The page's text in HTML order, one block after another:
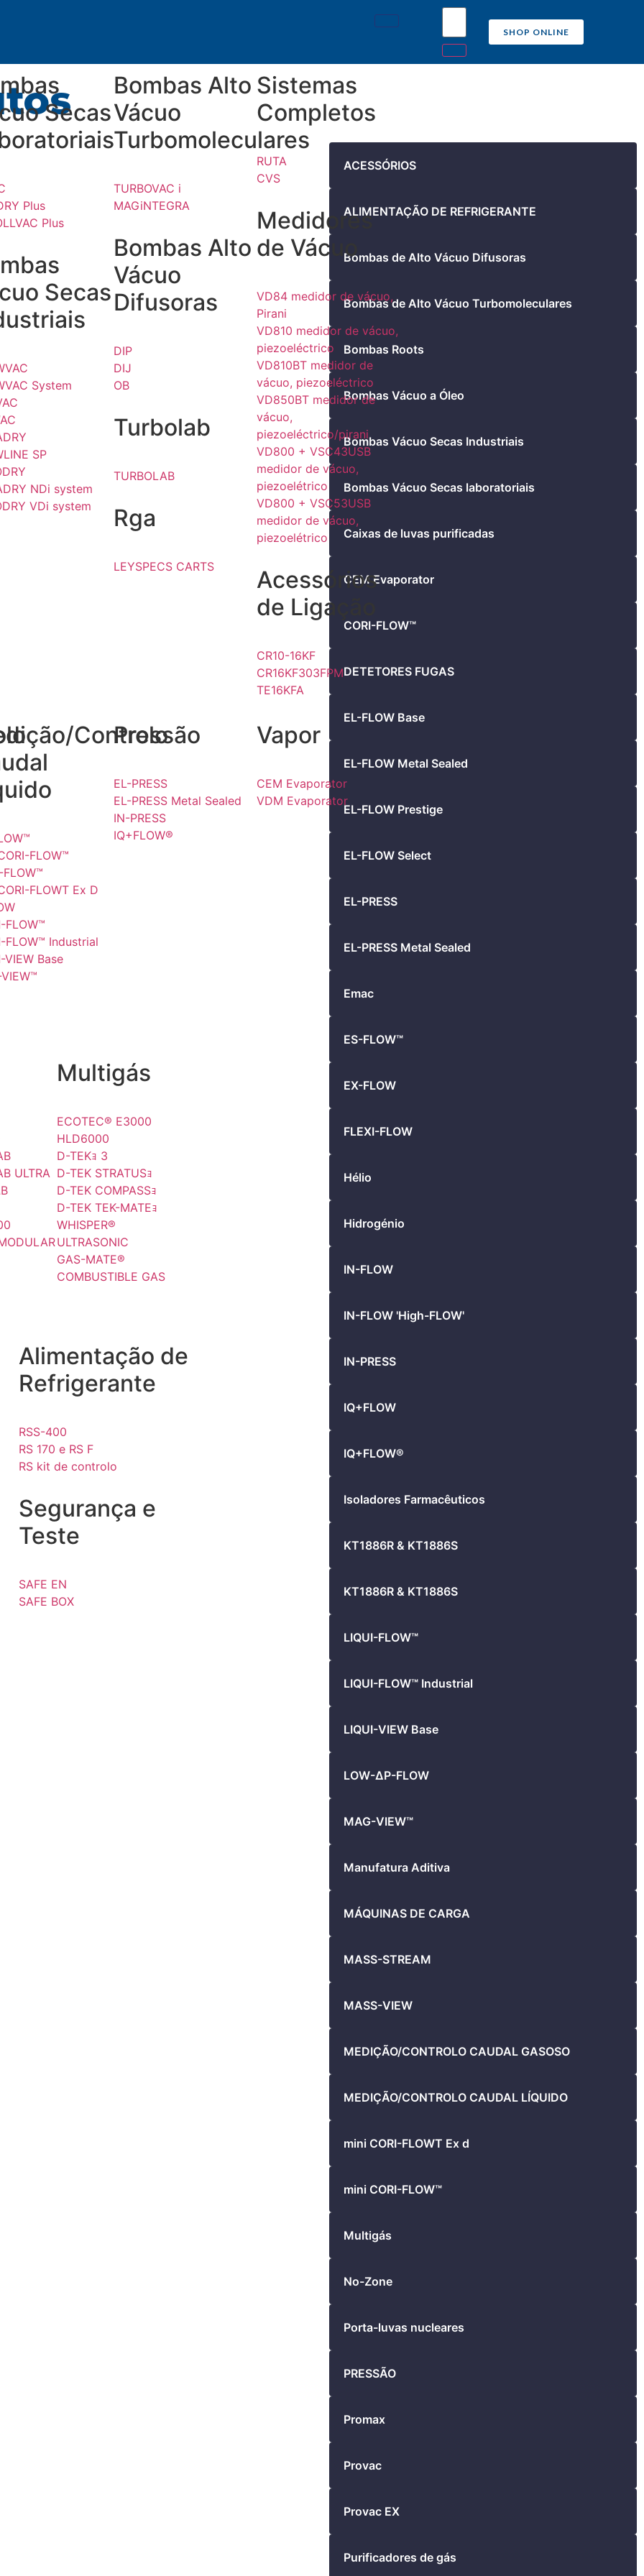
Secas
Plus
Plus
Secas
System
SP
NDi system
VDi system
Bombas Alto
Vácuo
Turbomoleculares
TURBOVAC i
MAGiNTEGRA
Bombas Alto
Vácuo
Difusoras
DIP
DIJ
OB
Turbolab
TURBOLAB
Rga
LEYSPECS CARTS
Sistemas
Completos
RUTA
CVS
Medidores
de Vácuo
VD84 medidor de vácuo,
Pirani
VD810 medidor de vácuo,
piezoeléctrico
VD810BT medidor de
vácuo, piezoeléctrico
VD850BT medidor de
vácuo,
piezoeléctrico/pirani
VD800 + VSC43USB
medidor de vácuo,
piezoelétrico
VD800 + VSC53USB
medidor de vácuo,
piezoelétrico
Acessórios
de Ligação
CR10-16KF
CR16KF303FPM
TE16KFA
Controlo
FLOW™
FLOW™
FLOWT Ex D
FLOW™
FLOW™ Industrial
VIEW Base
Pressão
EL-PRESS
EL-PRESS Metal Sealed
IN-PRESS
IQ+FLOW®
Vapor
CEM Evaporator
VDM Evaporator
ULTRA
Multigás
ECOTEC® E3000
HLD6000
D-TEKｮ 3
D-TEK STRATUSｮ
D-TEK COMPASSｮ
D-TEK TEK-MATEｮ
WHISPER®
ULTRASONIC
GAS-MATE®
COMBUSTIBLE GAS
Alimentação de
Refrigerante
RSS-400
RS 170 e RS F
RS kit de controlo
Segurança e
Teste
SAFE EN
SAFE BOX
SHOP ONLINE
ACESSÓRIOS
ALIMENTAÇÃO DE REFRIGERANTE
Bombas de Alto Vácuo Difusoras
Bombas de Alto Vácuo Turbomoleculares
Bombas Roots
Bombas Vácuo a Óleo
Bombas Vácuo Secas Industriais
Bombas Vácuo Secas laboratoriais
Caixas de luvas purificadas
CEM Evaporator
CORI-FLOW™
DETETORES FUGAS
EL-FLOW Base
EL-FLOW Metal Sealed
EL-FLOW Prestige
EL-FLOW Select
EL-PRESS
EL-PRESS Metal Sealed
Emac
ES-FLOW™
EX-FLOW
FLEXI-FLOW
Hélio
Hidrogénio
IN-FLOW
IN-FLOW 'High-FLOW'
IN-PRESS
IQ+FLOW
IQ+FLOW®
Isoladores Farmacêuticos
KT1886R & KT1886S
KT1886R & KT1886S
LIQUI-FLOW™
LIQUI-FLOW™ Industrial
LIQUI-VIEW Base
LOW-ΔP-FLOW
MAG-VIEW™
Manufatura Aditiva
MÁQUINAS DE CARGA
MASS-STREAM
MASS-VIEW
MEDIÇÃO/CONTROLO CAUDAL GASOSO
MEDIÇÃO/CONTROLO CAUDAL LÍQUIDO
mini CORI-FLOWT Ex d
mini CORI-FLOW™
Multigás
No-Zone
Porta-luvas nucleares
PRESSÃO
Promax
Provac
Provac EX
Purificadores de gás